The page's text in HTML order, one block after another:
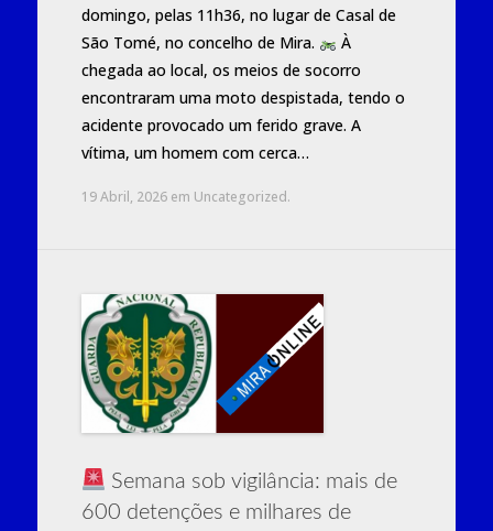
domingo, pelas 11h36, no lugar de Casal de
São Tomé, no concelho de Mira.
À
chegada ao local, os meios de socorro
encontraram uma moto despistada, tendo o
acidente provocado um ferido grave. A
vítima, um homem com cerca…
19 Abril, 2026em Uncategorized.
Semana sob vigilância: mais de
600 detenções e milhares de